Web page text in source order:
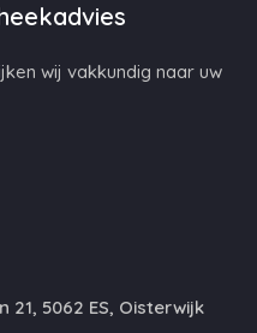
wij vakkundig naar uw
5062 ES, Oisterwijk